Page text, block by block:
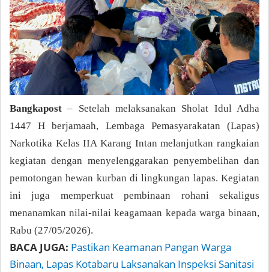
Bangkapost– Setelah melaksanakan Sholat Idul Adha
1447 H berjamaah, Lembaga Pemasyarakatan (Lapas)
Narkotika Kelas IIA Karang Intan melanjutkan rangkaian
kegiatan dengan menyelenggarakan penyembelihan dan
pemotongan hewan kurban di lingkungan lapas. Kegiatan
ini juga memperkuat pembinaan rohani sekaligus
menanamkan nilai-nilai keagamaan kepada warga binaan,
Rabu (27/05/2026).
BACA JUGA: Pastikan Keamanan Pangan Warga
Binaan, Lapas Kotabaru Laksanakan Inspeksi Sanitasi